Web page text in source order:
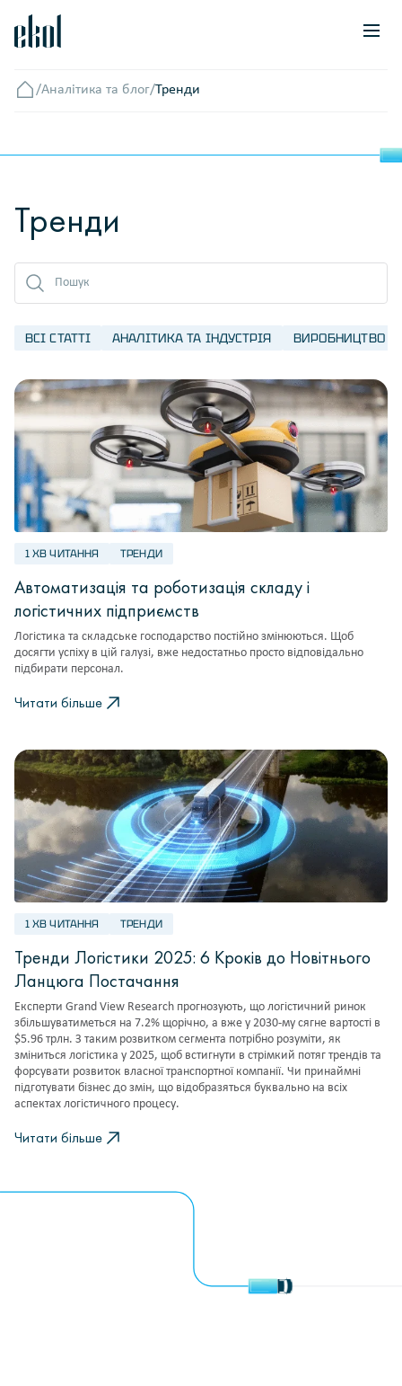
Головна
/Аналітика та блог/Тренди
Тренди
ВСІ СТАТТІ АНАЛІТИКА ТА ІНДУСТРІЯ ВИРОБНИЦТВО
1 ХВ ЧИТАННЯ ТРЕНДИ
Автоматизація та роботизація складу і
логістичних підприємств
Логістика та складське господарство постійно змінюються. Щоб
досягти успіху в цій галузі, вже недостатньо просто відповідально
підбирати персонал.
Читати більше
1 ХВ ЧИТАННЯ ТРЕНДИ
Тренди Логістики 2025: 6 Кроків до Новітнього
Ланцюга Постачання
Експерти Grand View Research прогнозують, що логістичний ринок
збільшуватиметься на 7.2% щорічно, а вже у 2030-му сягне вартості в
$5.96 трлн. З таким розвитком сегмента потрібно розуміти, як
зміниться логістика у 2025, щоб встигнути в стрімкий потяг трендів та
форсувати розвиток власної транспортної компанії. Чи принаймні
підготувати бізнес до змін, що відобразяться буквально на всіх
аспектах логістичного процесу.
Читати більше